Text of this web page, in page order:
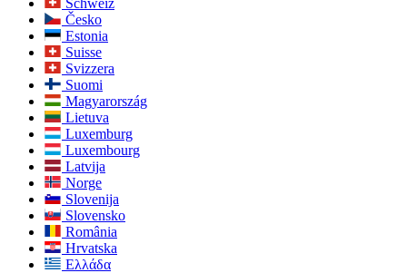
Schweiz
Česko
Estonia
Suisse
Svizzera
Suomi
Magyarország
Lietuva
Luxemburg
Luxembourg
Latvija
Norge
Slovenija
Slovensko
România
Hrvatska
Ελλάδα